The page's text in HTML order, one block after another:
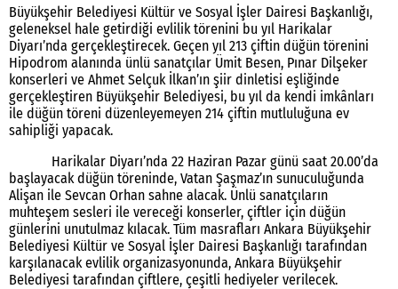
Büyükşehir Belediyesi Kültür ve Sosyal İşler Dairesi Başkanlığı,
geleneksel hale getirdiği evlilik törenini bu yıl Harikalar
Diyarı’nda gerçekleştirecek. Geçen yıl 213 çiftin düğün törenini
Hipodrom alanında ünlü sanatçılar Ümit Besen, Pınar Dilşeker
konserleri ve Ahmet Selçuk İlkan’ın şiir dinletisi eşliğinde
gerçekleştiren Büyükşehir Belediyesi, bu yıl da kendi imkânları
ile düğün töreni düzenleyemeyen 214 çiftin mutluluğuna ev
sahipliği yapacak.
Harikalar Diyarı’nda 22 Haziran Pazar günü saat 20.00’da
başlayacak düğün töreninde, Vatan Şaşmaz’ın sunuculuğunda
Alişan ile Sevcan Orhan sahne alacak. Ünlü sanatçıların
muhteşem sesleri ile vereceği konserler, çiftler için düğün
günlerini unutulmaz kılacak. Tüm masrafları Ankara Büyükşehir
Belediyesi Kültür ve Sosyal İşler Dairesi Başkanlığı tarafından
karşılanacak evlilik organizasyonunda, Ankara Büyükşehir
Belediyesi tarafından çiftlere, çeşitli hediyeler verilecek.